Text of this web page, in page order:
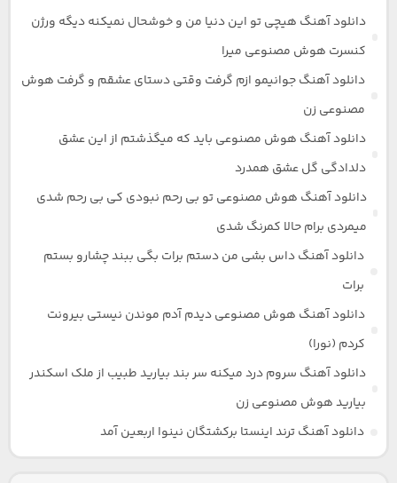
دانلود آهنگ هیچی تو این دنیا من و خوشحال نمیکنه دیگه ورژن
کنسرت هوش مصنوعی میرا
دانلود آهنگ جوانیمو ازم گرفت وقتی دستای عشقم و گرفت هوش
مصنوعی زن
دانلود آهنگ هوش مصنوعی باید که میگذشتم از این عشق
دلدادگی گل عشق همدرد
دانلود آهنگ هوش مصنوعی تو بی رحم نبودی کی بی رحم شدی
میمردی برام حالا کمرنگ شدی
دانلود آهنگ داس بشی من دستم برات بگی ببند چشارو بستم
برات
دانلود آهنگ هوش مصنوعی دیدم آدم موندن نیستی بیرونت
کردم (نورا)
دانلود آهنگ سروم درد میکنه سر بند بیارید طبیب از ملک اسکندر
بیارید هوش مصنوعی زن
دانلود آهنگ ترند اینستا برکشتگان نینوا اربعین آمد